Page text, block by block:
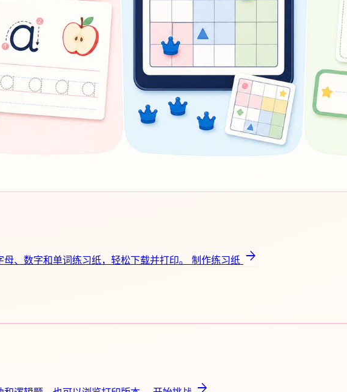
、数字和单词练习纸，轻松下载并打印。 制作练习纸 arrow_forward
arrow_forward